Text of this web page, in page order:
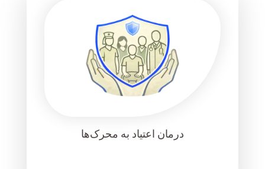
درمان اعتیاد به محرک‌ها